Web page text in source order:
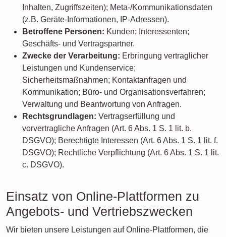
Inhalten, Zugriffszeiten); Meta-/Kommunikationsdaten
(z.B. Geräte-Informationen, IP-Adressen).
Betroffene Personen: Kunden; Interessenten;
Geschäfts- und Vertragspartner.
Zwecke der Verarbeitung: Erbringung vertraglicher
Leistungen und Kundenservice;
Sicherheitsmaßnahmen; Kontaktanfragen und
Kommunikation; Büro- und Organisationsverfahren;
Verwaltung und Beantwortung von Anfragen.
Rechtsgrundlagen: Vertragserfüllung und
vorvertragliche Anfragen (Art. 6 Abs. 1 S. 1 lit. b.
DSGVO); Berechtigte Interessen (Art. 6 Abs. 1 S. 1 lit. f.
DSGVO); Rechtliche Verpflichtung (Art. 6 Abs. 1 S. 1 lit.
c. DSGVO).
Einsatz von Online-Plattformen zu
Angebots- und Vertriebszwecken
Wir bieten unsere Leistungen auf Online-Plattformen, die